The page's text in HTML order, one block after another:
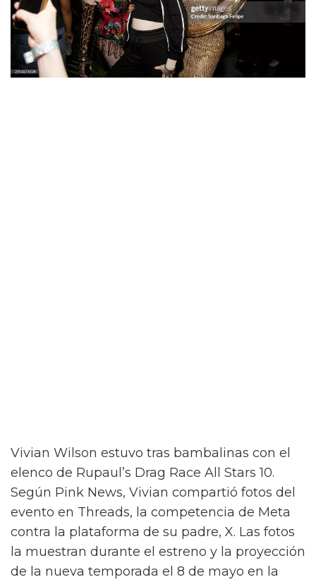
Vivian Wilson estuvo tras bambalinas con el
elenco de Rupaul’s Drag Race All Stars 10.
Según Pink News, Vivian compartió fotos del
evento en Threads, la competencia de Meta
contra la plataforma de su padre, X. Las fotos
la muestran durante el estreno y la proyección
de la nueva temporada el 8 de mayo en la